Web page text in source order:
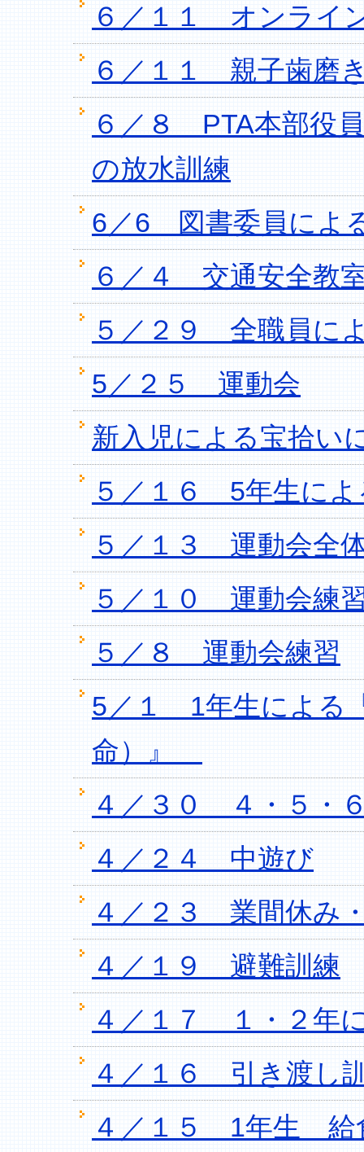
６／１１ オンライ
６／１１ 親子歯磨
６／８ PTA本部役
の放水訓練
6／6 図書委員によ
６／４ 交通安全教
５／２９ 全職員に
5／２５ 運動会
新入児による宝拾い
５／１６ 5年生によ
５／１３ 運動会全
５／１０ 運動会練
５／８ 運動会練習
5／１ 1年生による
命）』
４／３０ ４・５・
４／２４ 中遊び
４／２３ 業間休み
４／１９ 避難訓練
４／１７ １・２年
４／１６ 引き渡し
４／１５ 1年生 給